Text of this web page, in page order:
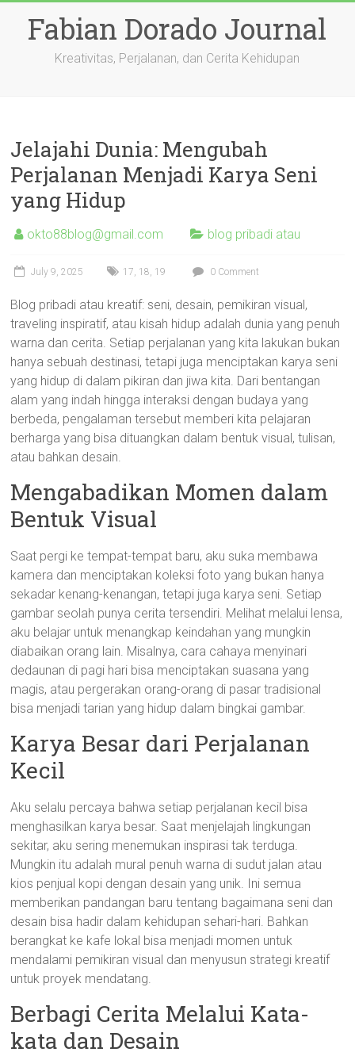
contentFabian Dorado Journal
Kreativitas, Perjalanan, dan Cerita Kehidupan
Jelajahi Dunia: Mengubah
Perjalanan Menjadi Karya Seni
yang Hidup
okto88blog@gmail.com blog pribadi atau
July 9, 2025 17, 18, 19 0 Comment
Blog pribadi atau kreatif: seni, desain, pemikiran visual,
traveling inspiratif, atau kisah hidup adalah dunia yang penuh
warna dan cerita. Setiap perjalanan yang kita lakukan bukan
hanya sebuah destinasi, tetapi juga menciptakan karya seni
yang hidup di dalam pikiran dan jiwa kita. Dari bentangan
alam yang indah hingga interaksi dengan budaya yang
berbeda, pengalaman tersebut memberi kita pelajaran
berharga yang bisa dituangkan dalam bentuk visual, tulisan,
atau bahkan desain.
Mengabadikan Momen dalam
Bentuk Visual
Saat pergi ke tempat-tempat baru, aku suka membawa
kamera dan menciptakan koleksi foto yang bukan hanya
sekadar kenang-kenangan, tetapi juga karya seni. Setiap
gambar seolah punya cerita tersendiri. Melihat melalui lensa,
aku belajar untuk menangkap keindahan yang mungkin
diabaikan orang lain. Misalnya, cara cahaya menyinari
dedaunan di pagi hari bisa menciptakan suasana yang
magis, atau pergerakan orang-orang di pasar tradisional
bisa menjadi tarian yang hidup dalam bingkai gambar.
Karya Besar dari Perjalanan
Kecil
Aku selalu percaya bahwa setiap perjalanan kecil bisa
menghasilkan karya besar. Saat menjelajah lingkungan
sekitar, aku sering menemukan inspirasi tak terduga.
Mungkin itu adalah mural penuh warna di sudut jalan atau
kios penjual kopi dengan desain yang unik. Ini semua
memberikan pandangan baru tentang bagaimana seni dan
desain bisa hadir dalam kehidupan sehari-hari. Bahkan
berangkat ke kafe lokal bisa menjadi momen untuk
mendalami pemikiran visual dan menyusun strategi kreatif
untuk proyek mendatang.
Berbagi Cerita Melalui Kata-
kata dan Desain